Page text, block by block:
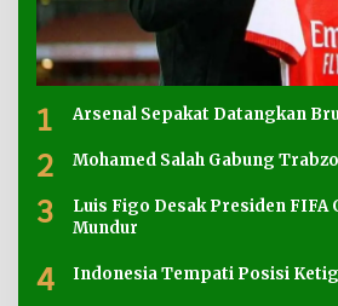
1 Arsenal Sepakat Datangkan
2 Mohamed Salah Gabung
3
Luis Figo Desak Presiden
Mundur
4 Indonesia Tempati Posisi